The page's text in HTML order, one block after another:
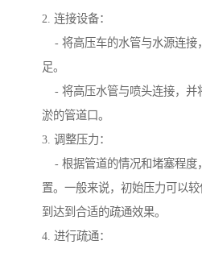
2. 连接设备：
- 将高压车的水管与水源连接
足。
- 将高压水管与喷头连接，并
淤的管道口。
3. 调整压力：
- 根据管道的情况和堵塞程度
置。一般来说，初始压力可以
到达到合适的疏通效果。
4. 进行疏通：